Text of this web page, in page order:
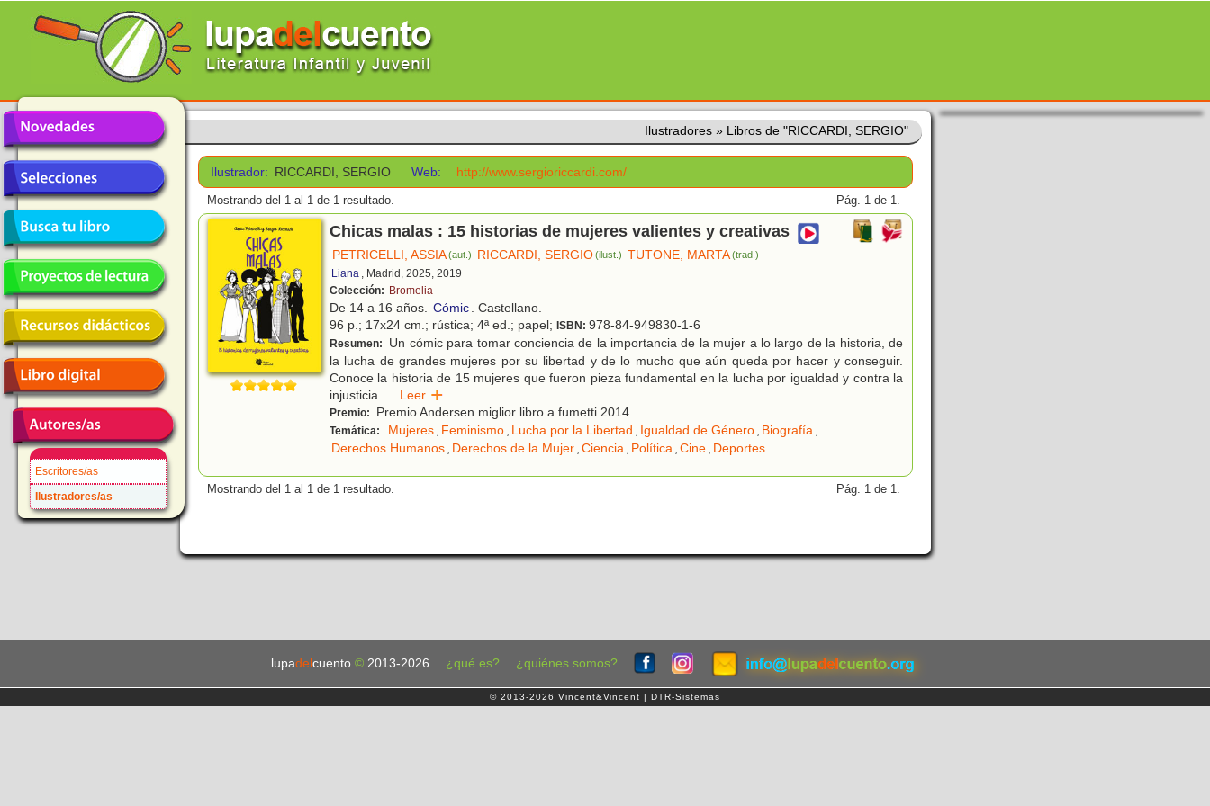
Escritores/as
Ilustradores/as
Ilustradores » Libros de "RICCARDI, SERGIO"
Ilustrador: RICCARDI, SERGIO Web: http://www.sergioriccardi.com/
Mostrando del 1 al 1 de 1 resultado. Pág. 1 de 1.
Chicas malas : 15 historias de mujeres valientes y creativas
PETRICELLI, ASSIA(aut.) RICCARDI, SERGIO(ilust.) TUTONE, MARTA(trad.)
Liana , Madrid, 2025, 2019
Colección: Bromelia
De 14 a 16 años. Cómic. Castellano.
96 p.; 17x24 cm.; rústica; 4ª ed.; papel; ISBN: 978-84-949830-1-6
Resumen:
Un cómic para tomar conciencia de la importancia de la mujer a lo largo de la historia, de
la lucha de grandes mujeres por su libertad y de lo mucho que aún queda por hacer y conseguir.
Conoce la historia de 15 mujeres que fueron pieza fundamental en la lucha por igualdad y contra la
injusticia.... Leer
Premio: Premio Andersen miglior libro a fumetti 2014
Temática: Mujeres, Feminismo, Lucha por la Libertad , Igualdad de Género, Biografía,
Derechos Humanos, Derechos de la Mujer,Ciencia, Política,Cine, Deportes.
Mostrando del 1 al 1 de 1 resultado. Pág. 1 de 1.
lupadel cuento © 2013-2026 ¿qué es? ¿quiénes somos?
© 2013-2026 Vincent&Vincent | DTR-Sistemas